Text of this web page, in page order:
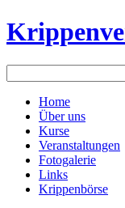
Home
Über uns
Kurse
Veranstaltungen
Fotogalerie
Links
Krippenbörse